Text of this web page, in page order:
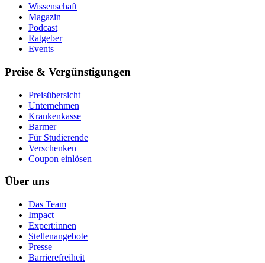
Wissenschaft
Magazin
Podcast
Ratgeber
Events
Preise & Vergünstigungen
Preisübersicht
Unternehmen
Krankenkasse
Barmer
Für Studierende
Ver­schen­ken
Coupon einlösen
Über uns
Das Team
Impact
Expert:innen
Stellenangebote
Presse
Barrierefreiheit